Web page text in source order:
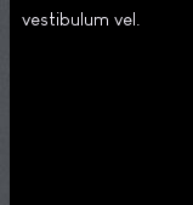
vestibulum vel.